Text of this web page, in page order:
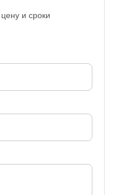
и сроки